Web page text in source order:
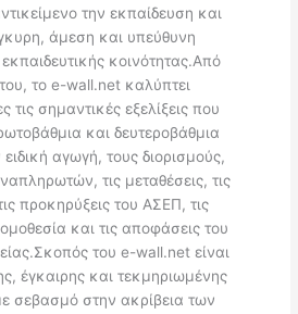
την εκπαίδευση και
άμεση και υπεύθυνη
κοινότητας.Από
το e-wall.net καλύπτει
τις σημαντικές εξελίξεις που
και δευτεροβάθμια
αγωγή, τους διορισμούς,
τις μεταθέσεις, τις
προκηρύξεις του ΑΣΕΠ, τις
και τις αποφάσεις του
του e-wall.net είναι
έγκαιρης και τεκμηριωμένης
σεβασμό στην ακρίβεια των